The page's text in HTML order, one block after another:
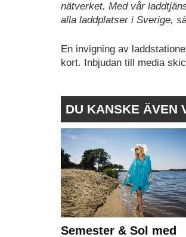
nätverket. Med vår
alla laddplatser i Sverige,
En invigning av
kort. Inbjudan till media
DU KANSKE ÄVEN
Semester & Sol med